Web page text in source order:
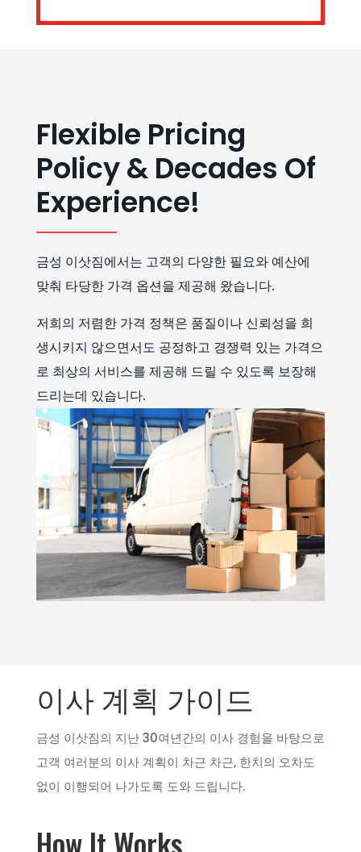
Flexible Pricing
Policy & Decades Of
Experience!
금성 이삿짐에서는 고객의 다양한 필요와 예산에
맞춰 타당한 가격 옵션을 제공해 왔습니다.
저희의 저렴한 가격 정책은 품질이나 신뢰성을 희
생시키지 않으면서도 공정하고 경쟁력 있는 가격으
로 최상의 서비스를 제공해 드릴 수 있도록 보장해
드리는데 있습니다.
이사 계획 가이드
금성 이삿짐의 지난 30여년간의 이사 경험을 바탕으로
고객 여러분의 이사 계획이 차근 차근, 한치의 오차도
없이 이행되어 나가도록 도와 드립니다.
How It Works